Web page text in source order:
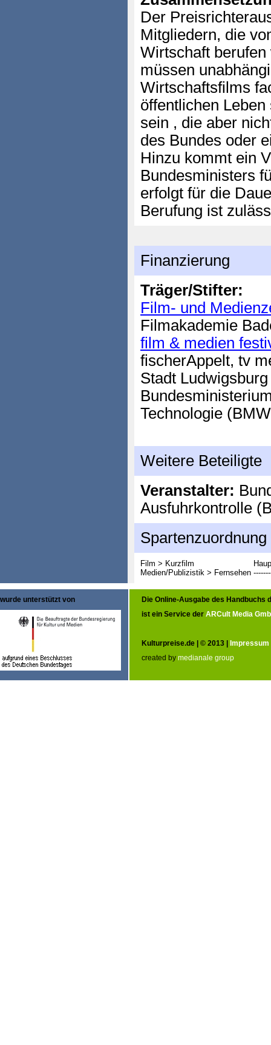
Der
Mitgliedern, die
Wirtschaft
müssen
Wirtschaftsfilms
öffentlichen
sein , die aber
des Bundes oder
Hinzu kommt ein
Bundesministers
erfolgt für die
Berufung ist
Finanzierung
Träger/Stifter:
Film- und
Filmakademie
film & medien
fischerAppelt, tv
Stadt Ludwigsburg
Technologie
Weitere Beteiligte
Veranstalter:
Ausfuhrkontrolle
Spartenzuordnung
Film > Kurzfilm
Medien/Publizistik > Fernsehen
wurde unterstützt von
Die Online-Ausgabe des Handbuchs
ist ein Service der ARCult Media
Kulturpreise.de | © 2013 | Impressum
created by medianale group